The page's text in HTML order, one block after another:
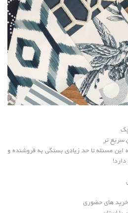
سریع تر
این مسئله تا حد زیادی بستگی به فروشنده و
خرید های حضوری